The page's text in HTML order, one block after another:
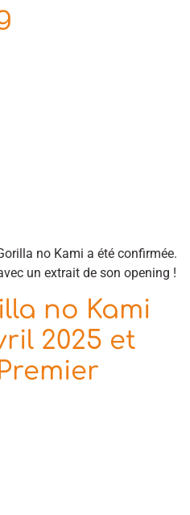
no Kami a été confirmée.
un extrait de son opening !
no Kami
2025 et